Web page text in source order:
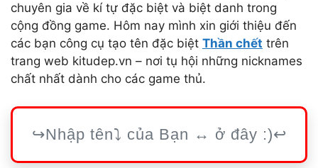
chuyên gia về kí tự đặc biệt và biệt danh trong
cộng đồng game. Hôm nay mình xin giới thiệu đến
các bạn công cụ tạo tên đặc biệt Thần chết trên
trang web kitudep.vn – nơi tụ hội những nicknames
chất nhất dành cho các game thủ.